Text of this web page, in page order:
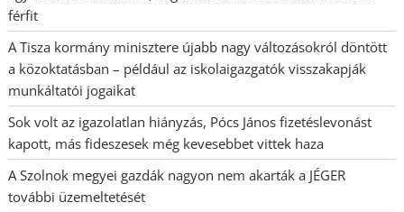
férfit
A Tisza kormány minisztere újabb nagy változásokról döntött
a közoktatásban – például az iskolaigazgatók visszakapják
munkáltatói jogaikat
Sok volt az igazolatlan hiányzás, Pócs János fizetéslevonást
kapott, más fideszesek még kevesebbet vittek haza
A Szolnok megyei gazdák nagyon nem akarták a JÉGER
további üzemeltetését